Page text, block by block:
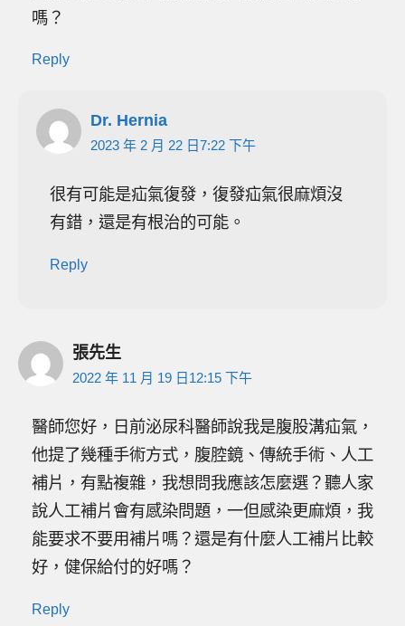
嗎？
Reply
Dr. Hernia
2023 年 2 月 22 日7:22 下午
很有可能是疝氣復發，復發疝氣很麻煩沒
有錯，還是有根治的可能。
Reply
張先生
2022 年 11 月 19 日12:15 下午
醫師您好，日前泌尿科醫師說我是腹股溝疝氣，
他提了幾種手術方式，腹腔鏡、傳統手術、人工
補片，有點複雜，我想問我應該怎麼選？聽人家
說人工補片會有感染問題，一但感染更麻煩，我
能要求不要用補片嗎？還是有什麼人工補片比較
好，健保給付的好嗎？
Reply